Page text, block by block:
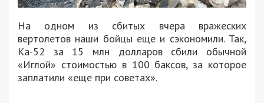
На одном из сбитых вчера вражеских
вертолетов наши бойцы еще и сэкономили. Так,
Ка-52 за 15 млн долларов сбили обычной
«Иглой» стоимостью в 100 баксов, за которое
заплатили «еще при советах».